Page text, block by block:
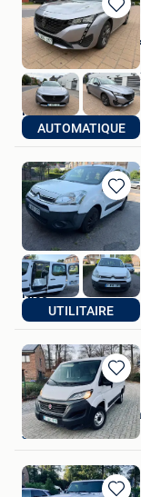
in
Mijn
AUTOMATIQUE
Nico
Dilbeek
Bewaren
in
Mijn
UTILITAIRE
Nico
Dilbeek
Bewaren
in
Mijn
Christophe
Jambes